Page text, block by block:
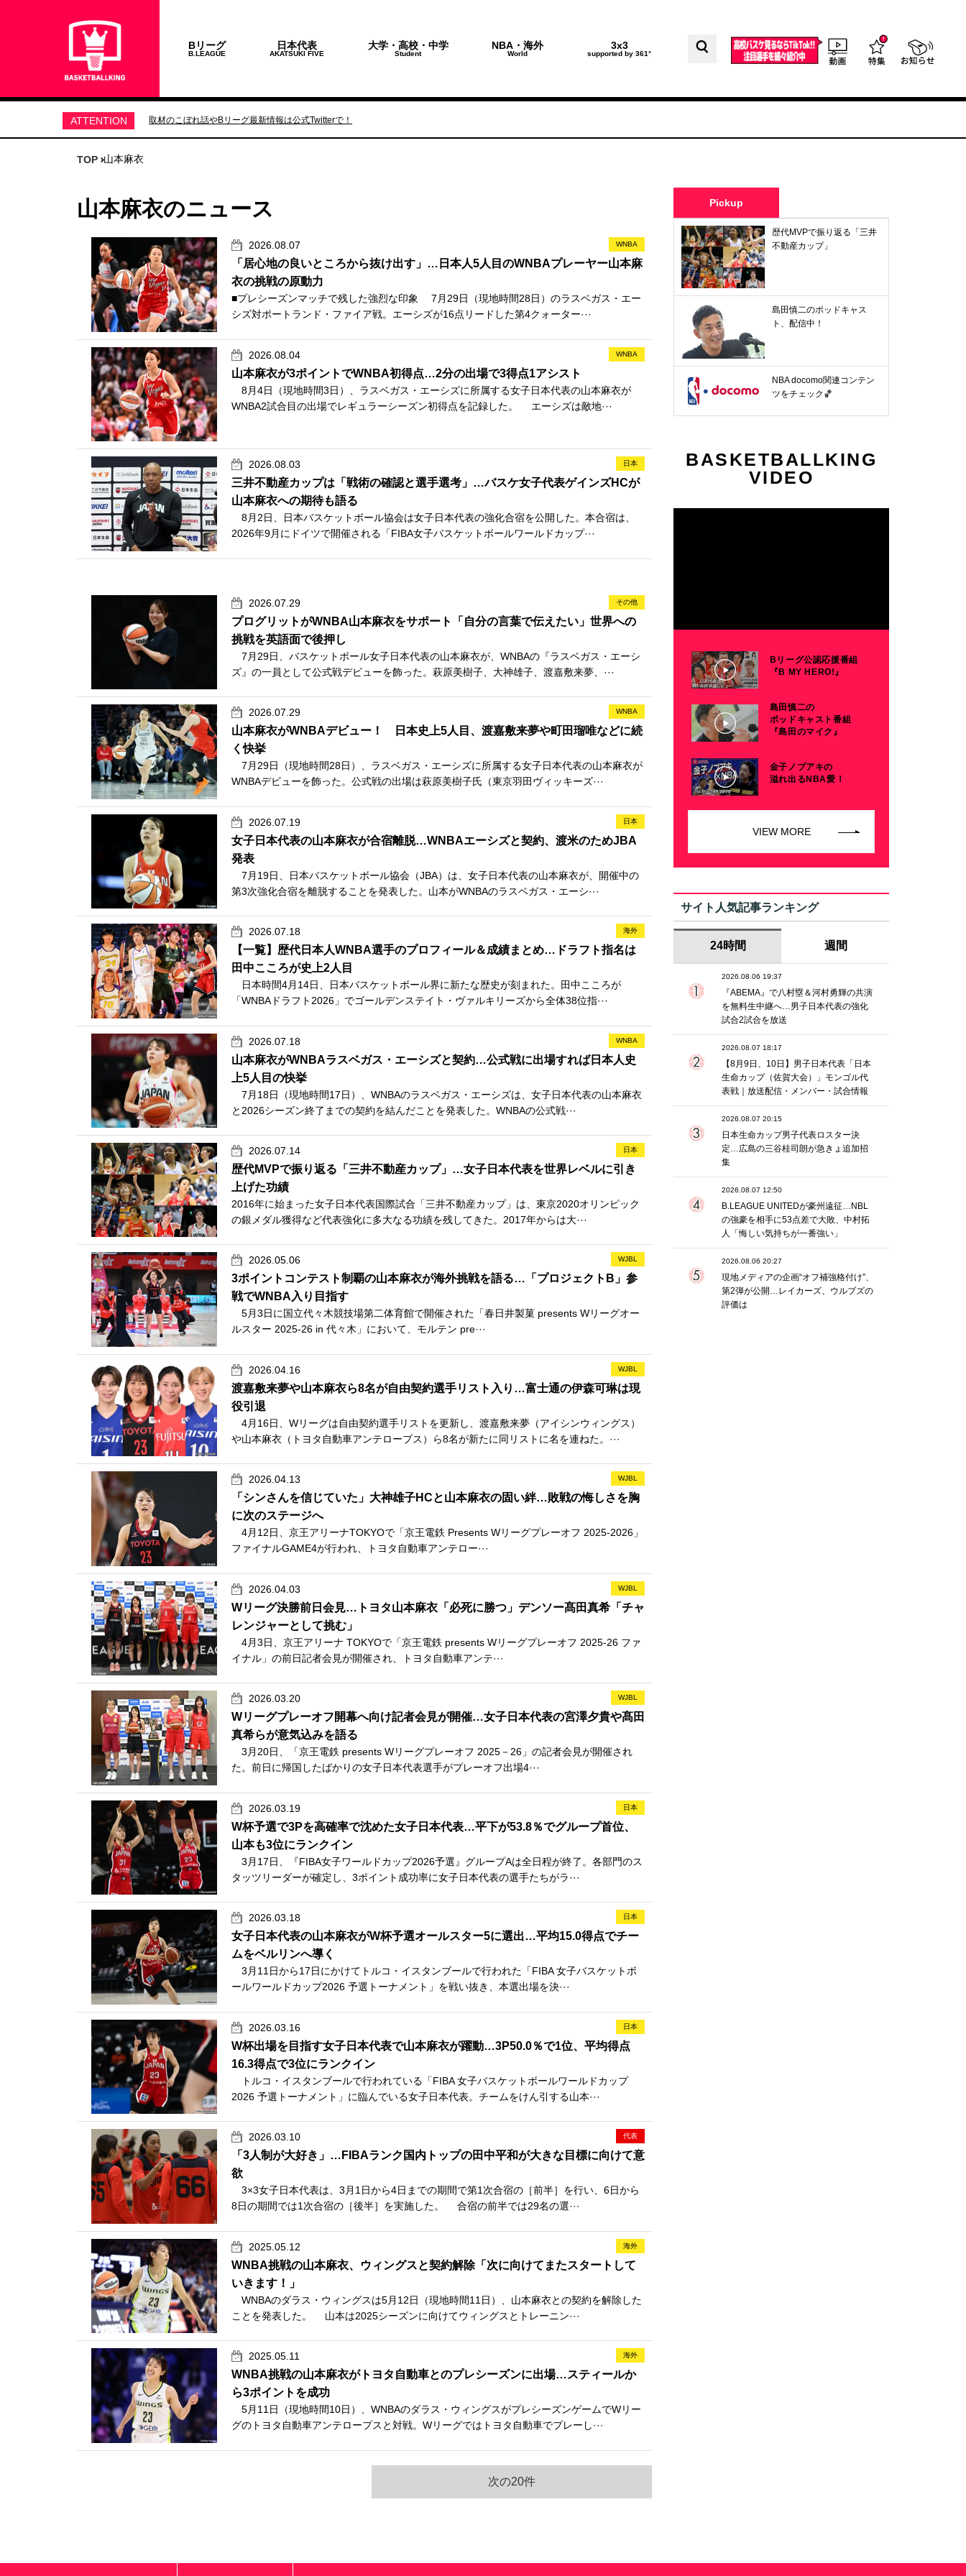
Bリーグ
B.LEAGUE
日本代表
AKATSUKI FIVE
大学・高校・中学
Student
NBA・海外
World
3x3
supported by 361°
ATTENTION 取材のこぼれ話やBリーグ最新情報は公式Twitterで！
TOP 山本麻衣
山本麻衣のニュース
WNBA
2026.08.07
「居心地の良いところから抜け出す」…日本人5人目のWNBAプレーヤー山本麻
衣の挑戦の原動力
■プレシーズンマッチで残した強烈な印象 7月29日（現地時間28日）のラスベガス・エー
シズ対ポートランド・ファイア戦。エーシズが16点リードした第4クォーター···
WNBA
2026.08.04
山本麻衣が3ポイントでWNBA初得点…2分の出場で3得点1アシスト
8月4日（現地時間3日）、ラスベガス・エーシズに所属する女子日本代表の山本麻衣が
WNBA2試合目の出場でレギュラーシーズン初得点を記録した。 エーシズは敵地···
日本
2026.08.03
三井不動産カップは「戦術の確認と選手選考」…バスケ女子代表ゲインズHCが
山本麻衣への期待も語る
8月2日、日本バスケットボール協会は女子日本代表の強化合宿を公開した。本合宿は、
2026年9月にドイツで開催される「FIBA女子バスケットボールワールドカップ···
その他
2026.07.29
プログリットがWNBA山本麻衣をサポート「自分の言葉で伝えたい」世界への
挑戦を英語面で後押し
7月29日、バスケットボール女子日本代表の山本麻衣が、WNBAの『ラスベガス・エーシ
ズ』の一員として公式戦デビューを飾った。萩原美樹子、大神雄子、渡嘉敷来夢、···
WNBA
2026.07.29
山本麻衣がWNBAデビュー！ 日本史上5人目、渡嘉敷来夢や町田瑠唯などに続
く快挙
7月29日（現地時間28日）、ラスベガス・エーシズに所属する女子日本代表の山本麻衣が
WNBAデビューを飾った。公式戦の出場は萩原美樹子氏（東京羽田ヴィッキーズ···
日本
2026.07.19
女子日本代表の山本麻衣が合宿離脱…WNBAエーシズと契約、渡米のためJBA
発表
7月19日、日本バスケットボール協会（JBA）は、女子日本代表の山本麻衣が、開催中の
第3次強化合宿を離脱することを発表した。山本がWNBAのラスベガス・エーシ···
海外
2026.07.18
【一覧】歴代日本人WNBA選手のプロフィール＆成績まとめ…ドラフト指名は
田中こころが史上2人目
日本時間4月14日、日本バスケットボール界に新たな歴史が刻まれた。田中こころが
「WNBAドラフト2026」でゴールデンステイト・ヴァルキリーズから全体38位指···
WNBA
2026.07.18
山本麻衣がWNBAラスベガス・エーシズと契約…公式戦に出場すれば日本人史
上5人目の快挙
7月18日（現地時間17日）、WNBAのラスベガス・エーシズは、女子日本代表の山本麻衣
と2026シーズン終了までの契約を結んだことを発表した。WNBAの公式戦···
日本
2026.07.14
歴代MVPで振り返る「三井不動産カップ」…女子日本代表を世界レベルに引き
上げた功績
2016年に始まった女子日本代表国際試合「三井不動産カップ」は、東京2020オリンピック
の銀メダル獲得など代表強化に多大なる功績を残してきた。2017年からは大···
WJBL
2026.05.06
3ポイントコンテスト制覇の山本麻衣が海外挑戦を語る…「プロジェクトB」参
戦でWNBA入り目指す
5月3日に国立代々木競技場第二体育館で開催された「春日井製菓 presents Wリーグオー
ルスター 2025-26 in 代々木」において、モルテン pre···
WJBL
2026.04.16
渡嘉敷来夢や山本麻衣ら8名が自由契約選手リスト入り…富士通の伊森可琳は現
役引退
4月16日、Wリーグは自由契約選手リストを更新し、渡嘉敷来夢（アイシンウィングス）
や山本麻衣（トヨタ自動車アンテロープス）ら8名が新たに同リストに名を連ねた。···
WJBL
2026.04.13
「シンさんを信じていた」大神雄子HCと山本麻衣の固い絆…敗戦の悔しさを胸
に次のステージへ
4月12日、京王アリーナTOKYOで「京王電鉄 Presents Wリーグプレーオフ 2025-2026」
ファイナルGAME4が行われ、トヨタ自動車アンテロー···
WJBL
2026.04.03
Wリーグ決勝前日会見…トヨタ山本麻衣「必死に勝つ」デンソー髙田真希「チャ
レンジャーとして挑む」
4月3日、京王アリーナ TOKYOで「京王電鉄 presents Wリーグプレーオフ 2025-26 ファ
イナル」の前日記者会見が開催され、トヨタ自動車アンテ···
WJBL
2026.03.20
Wリーグプレーオフ開幕へ向け記者会見が開催…女子日本代表の宮澤夕貴や髙田
真希らが意気込みを語る
3月20日、「京王電鉄 presents Wリーグプレーオフ 2025－26」の記者会見が開催され
た。前日に帰国したばかりの女子日本代表選手がプレーオフ出場4···
日本
2026.03.19
W杯予選で3Pを高確率で沈めた女子日本代表…平下が53.8％でグループ首位、
山本も3位にランクイン
3月17日、『FIBA女子ワールドカップ2026予選』グループAは全日程が終了。各部門のス
タッツリーダーが確定し、3ポイント成功率に女子日本代表の選手たちがラ···
日本
2026.03.18
女子日本代表の山本麻衣がW杯予選オールスター5に選出…平均15.0得点でチー
ムをベルリンへ導く
3月11日から17日にかけてトルコ・イスタンブールで行われた「FIBA 女子バスケットボ
ールワールドカップ2026 予選トーナメント」を戦い抜き、本選出場を決···
日本
2026.03.16
W杯出場を目指す女子日本代表で山本麻衣が躍動…3P50.0％で1位、平均得点
16.3得点で3位にランクイン
トルコ・イスタンブールで行われている「FIBA 女子バスケットボールワールドカップ
2026 予選トーナメント」に臨んでいる女子日本代表。チームをけん引する山本···
代表
2026.03.10
「3人制が大好き」…FIBAランク国内トップの田中平和が大きな目標に向けて意
欲
3×3女子日本代表は、3月1日から4日までの期間で第1次合宿の［前半］を行い、6日から
8日の期間では1次合宿の［後半］を実施した。 合宿の前半では29名の選···
海外
2025.05.12
WNBA挑戦の山本麻衣、ウィングスと契約解除「次に向けてまたスタートして
いきます！」
WNBAのダラス・ウィングスは5月12日（現地時間11日）、山本麻衣との契約を解除した
ことを発表した。 山本は2025シーズンに向けてウィングスとトレーニン···
海外
2025.05.11
WNBA挑戦の山本麻衣がトヨタ自動車とのプレシーズンに出場…スティールか
ら3ポイントを成功
5月11日（現地時間10日）、WNBAのダラス・ウィングスがプレシーズンゲームでWリー
グのトヨタ自動車アンテロープスと対戦。Wリーグではトヨタ自動車でプレーし···
次の20件
Pickup
歴代MVPで振り返る「三井
不動産カップ」
島田慎二のポッドキャス
ト、配信中！
NBA docomo関連コンテン
ツをチェック🏀
BASKETBALLKING
VIDEO
Bリーグ公認応援番組
『B MY HERO!』
島田慎二の
ポッドキャスト番組
『島田のマイク』
金子ノブアキの
溢れ出るNBA愛！
VIEW MORE
サイト人気記事ランキング
24時間 週間
2026.08.06 19:37
『ABEMA』で八村塁＆河村勇輝の共演
を無料生中継へ…男子日本代表の強化
試合2試合を放送
2026.08.07 18:17
【8月9日、10日】男子日本代表「日本
生命カップ（佐賀大会）」モンゴル代
表戦｜放送配信・メンバー・試合情報
2026.08.07 20:15
日本生命カップ男子代表ロスター決
定…広島の三谷桂司朗が急きょ追加招
集
2026.08.07 12:50
B.LEAGUE UNITEDが豪州遠征…NBL
の強豪を相手に53点差で大敗、中村拓
人「悔しい気持ちが一番強い」
2026.08.06 20:27
現地メディアの企画“オフ補強格付け”、
第2弾が公開…レイカーズ、ウルブズの
評価は